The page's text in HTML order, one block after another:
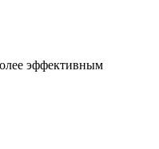
эффективным